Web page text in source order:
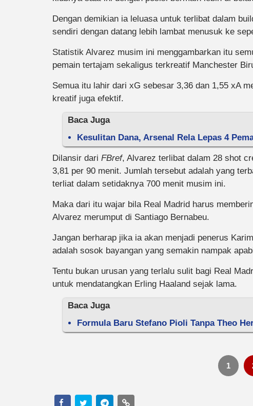
Dengan demikian ia leluasa untuk terlibat dalam
sendiri dengan datang lebih lambat menusuk ke
Statistik Alvarez musim ini menggambarkan itu
pemain tertajam sekaligus terkreatif Manchester
Semua itu lahir dari xG sebesar 3,36 dan 1,55 xA
kreatif juga efektif.
Baca Juga
Kesulitan Dana, Arsenal Rela Lepas 4
Dilansir dari FBref, Alvarez terlibat dalam 28 shot
3,81 per 90 menit. Jumlah tersebut adalah yang
terliat dalam setidaknya 700 menit musim ini.
Maka dari itu wajar bila Real Madrid harus
Alvarez merumput di Santiago Bernabeu.
Jangan berharap jika ia akan menjadi penerus
adalah sosok bayangan yang semakin nampak
Tentu bukan urusan yang terlalu sulit bagi Real
untuk mendatangkan Erling Haaland sejak lama.
Baca Juga
Formula Baru Stefano Pioli Tanpa Theo
1